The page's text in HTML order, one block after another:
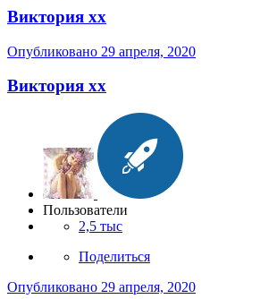
Виктория хх
Опубликовано 29 апреля, 2020
Виктория хх
Пользователи
2,5 тыс
Поделиться
Опубликовано 29 апреля, 2020